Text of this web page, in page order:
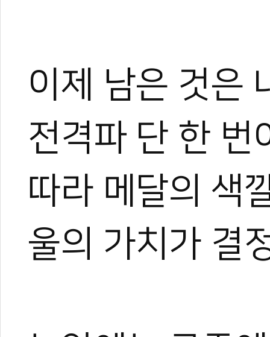
이제 남은 것은
전격파 단 한 번
따라 메달의 색
울의 가치가 결